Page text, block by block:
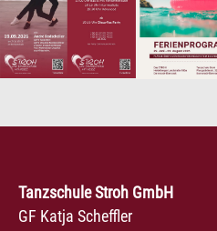
Tanzschule Stroh GmbH
GF Katja Scheffler